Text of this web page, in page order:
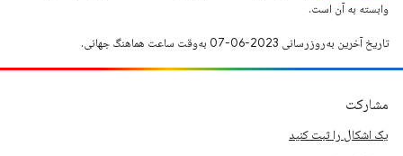
وابسته به آن است.
تاریخ آخرین به‌روزرسانی 2023-06-07 به‌وقت ساعت هماهنگ جهانی.
مشارکت
یک اشکال را ثبت کنید